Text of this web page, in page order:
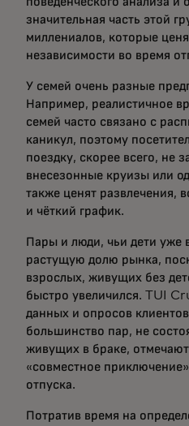
значительная часть этой
миллениалов, которые
независимости во время
У семей очень разные
Например, реалистичное
семей часто связано с
каникул, поэтому
поездку, скорее всего, не
внесезонные круизы или
также ценят развлечения,
и чёткий график.
Пары и люди, чьи дети уже
растущую долю рынка,
взрослых, живущих без
быстро увеличился. TUI
данных и опросов
большинство пар, не
живущих в браке,
«совместное
отпуска.
Потратив время на